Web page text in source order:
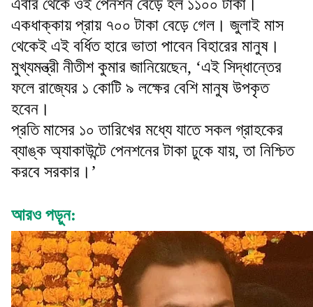
এবার থেকে ওই পেনশন বেড়ে হল ১১০০ টাকা।
একধাক্কায় প্রায় ৭০০ টাকা বেড়ে গেল। জুলাই মাস
থেকেই এই বর্ধিত হারে ভাতা পাবেন বিহারের মানুষ।
মুখ্যমন্ত্রী নীতীশ কুমার জানিয়েছেন, ‘এই সিদ্ধান্তের
ফলে রাজ্যের ১ কোটি ৯ লক্ষের বেশি মানুষ উপকৃত
হবেন।
প্রতি মাসের ১০ তারিখের মধ্যে যাতে সকল গ্রাহকের
ব্যাঙ্ক অ্যাকাউন্টে পেনশনের টাকা ঢুকে যায়, তা নিশ্চিত
করবে সরকার।’
আরও পড়ুন: